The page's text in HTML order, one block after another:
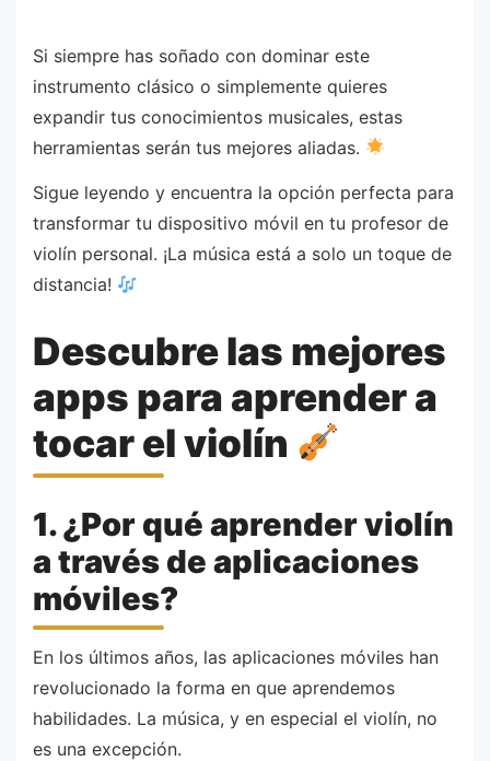
Si siempre has soñado con dominar este
instrumento clásico o simplemente quieres
expandir tus conocimientos musicales, estas
herramientas serán tus mejores aliadas.
Sigue leyendo y encuentra la opción perfecta para
transformar tu dispositivo móvil en tu profesor de
violín personal. ¡La música está a solo un toque de
distancia!
Descubre las mejores
apps para aprender a
tocar el violín
1. ¿Por qué aprender violín
a través de aplicaciones
móviles?
En los últimos años, las aplicaciones móviles han
revolucionado la forma en que aprendemos
habilidades. La música, y en especial el violín, no
es una excepción.